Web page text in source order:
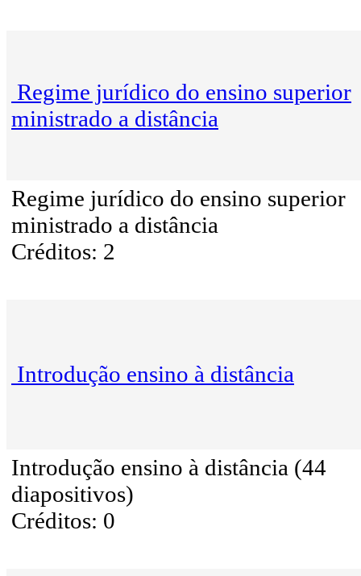
Regime jurídico do ensino superior
ministrado a distância
Regime jurídico do ensino superior
ministrado a distância
Créditos: 2
Introdução ensino à distância
Introdução ensino à distância (44
diapositivos)
Créditos: 0